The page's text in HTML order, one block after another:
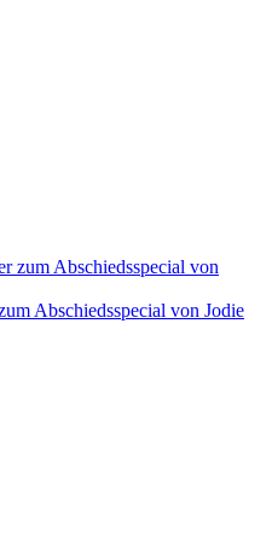
Abschiedsspecial von Jodie